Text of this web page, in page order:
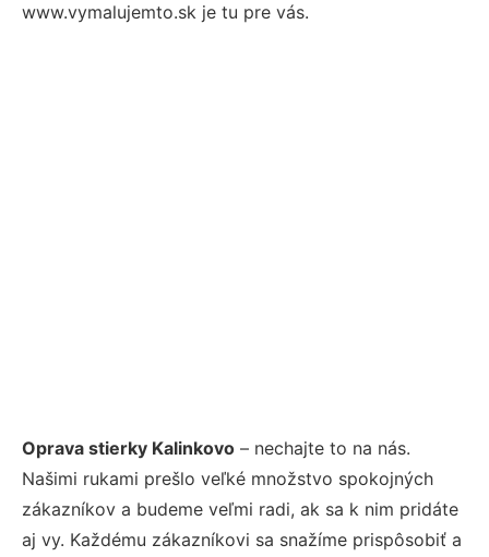
www.vymalujemto.sk je tu pre vás.
Oprava stierky Kalinkovo – nechajte to na nás.
Našimi rukami prešlo veľké množstvo spokojných
zákazníkov a budeme veľmi radi, ak sa k nim pridáte
aj vy. Každému zákazníkovi sa snažíme prispôsobiť a